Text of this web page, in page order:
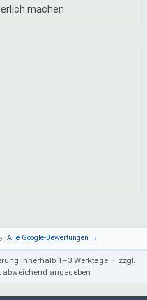
machen.
Alle Google-Bewertungen →
innerhalb 1–3 Werktage · zzgl.
angegeben